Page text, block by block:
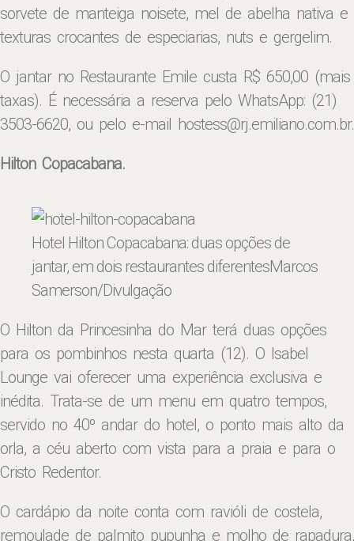
sorvete de manteiga noisete, mel de abelha nativa e
texturas crocantes de especiarias, nuts e gergelim.
O jantar no Restaurante Emile custa R$ 650,00 (mais
taxas). É necessária a reserva pelo WhatsApp: (21)
3503-6620, ou pelo e-mail hostess@rj.emiliano.com.br.
Hilton Copacabana.
Hotel Hilton Copacabana: duas opções de
jantar, em dois restaurantes diferentesMarcos
Samerson/Divulgação
O Hilton da Princesinha do Mar terá duas opções
para os pombinhos nesta quarta (12). O Isabel
Lounge vai oferecer uma experiência exclusiva e
inédita. Trata-se de um menu em quatro tempos,
servido no 40º andar do hotel, o ponto mais alto da
orla, a céu aberto com vista para a praia e para o
Cristo Redentor.
O cardápio da noite conta com ravióli de costela,
remoulade de palmito pupunha e molho de rapadura,